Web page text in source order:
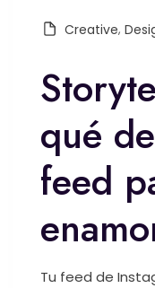
Creative,
qué
feed
Tu feed de